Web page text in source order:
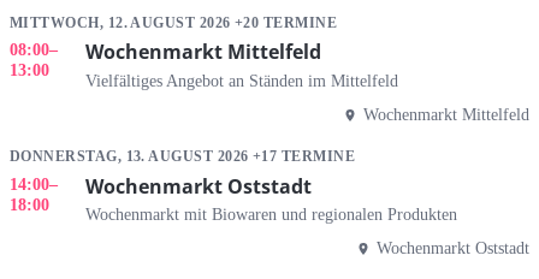
MITTWOCH, 12. AUGUST 2026 +20 TERMINE
08:00–
13:00
Wochenmarkt Mittelfeld
Vielfältiges Angebot an Ständen im Mittelfeld
Wochenmarkt Mittelfeld
DONNERSTAG, 13. AUGUST 2026 +17 TERMINE
14:00–
18:00
Wochenmarkt Oststadt
Wochenmarkt mit Biowaren und regionalen Produkten
Wochenmarkt Oststadt